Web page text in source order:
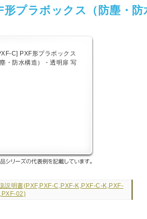
プラボックス（防塵・防
説明書(PXF,PXF-C,PXF-K,PXF-C-K,PXF-
02)